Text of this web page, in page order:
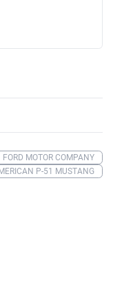
FORD MOTOR COMPANY
P-51 MUSTANG